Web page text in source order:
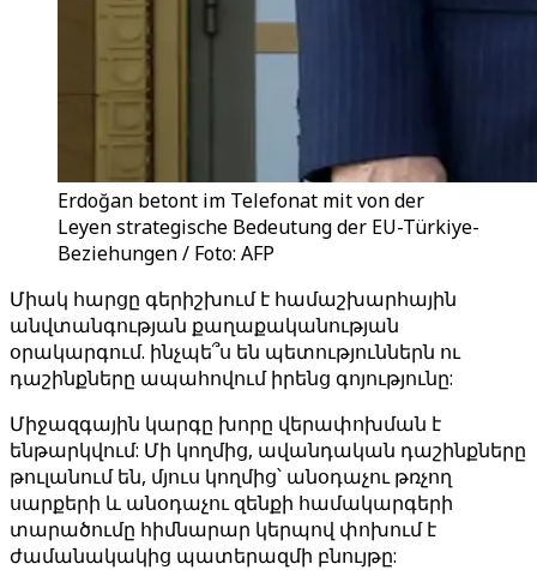
Erdoğan betont im Telefonat mit von der
Leyen strategische Bedeutung der EU-Türkiye-
Beziehungen / Foto: AFP
Միակ հարցը գերիշխում է համաշխարհային
անվտանգության քաղաքականության
օրակարգում. ինչպե՞ս են պետություններն ու
դաշինքները ապահովում իրենց գոյությունը:
Միջազգային կարգը խորը վերափոխման է
ենթարկվում: Մի կողմից, ավանդական դաշինքները
թուլանում են, մյուս կողմից՝ անօդաչու թռչող
սարքերի և անօդաչու զենքի համակարգերի
տարածումը հիմնարար կերպով փոխում է
ժամանակակից պատերազմի բնույթը: